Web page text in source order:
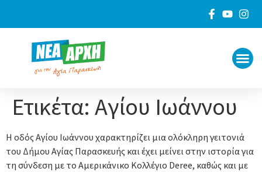
Ετικέτα: Αγίου Ιωάννου
Η οδός Αγίου Ιωάννου χαρακτηρίζει μια ολόκληρη γειτονιά
του Δήμου Αγίας Παρασκευής και έχει μείνει στην ιστορία για
τη σύνδεση με το Αμερικάνικο Κολλέγιο Deree, καθώς και με